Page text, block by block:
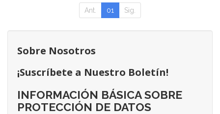
Ant. 01 Sig.
Sobre Nosotros
¡Suscríbete a Nuestro Boletín!
INFORMACIÓN BÁSICA SOBRE
PROTECCIÓN DE DATOS